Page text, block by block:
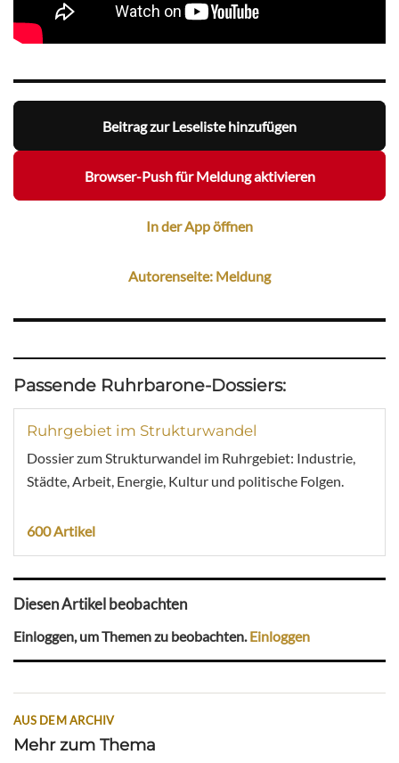
Beitrag zur Leseliste hinzufügen
Browser-Push für Meldung aktivieren
In der App öffnen
Autorenseite: Meldung
Passende Ruhrbarone-Dossiers:
Ruhrgebiet im Strukturwandel
Dossier zum Strukturwandel im Ruhrgebiet: Industrie,
Städte, Arbeit, Energie, Kultur und politische Folgen.
600 Artikel
Diesen Artikel beobachten
Einloggen, um Themen zu beobachten. Einloggen
AUS DEM ARCHIV
Mehr zum Thema